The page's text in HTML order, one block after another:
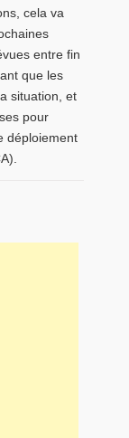
cela va
entre fin
que les
situation, et
pour
déploiement